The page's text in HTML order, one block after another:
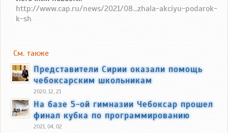
http://www.cap.ru/news/2021/08...zhala-akciyu-podarok-
k-sh
См. также
Представители Сирии оказали помощь
чебоксарским школьникам
2020, 12, 21
На базе 5-ой гимназии Чебоксар прошел
финал кубка по программированию
2021, 04, 02